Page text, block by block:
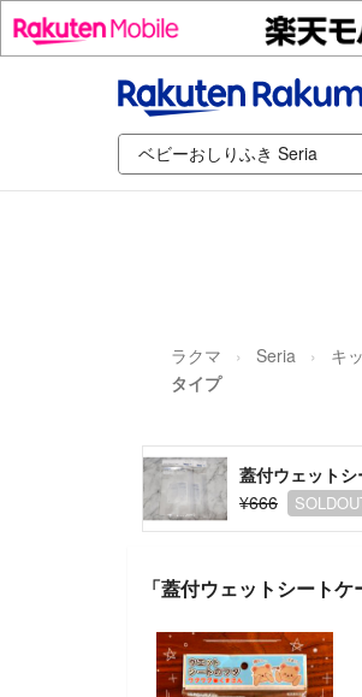
ラクマ Seria キ
タイプ
蓋付ウェット
¥666
「蓋付ウェットシー